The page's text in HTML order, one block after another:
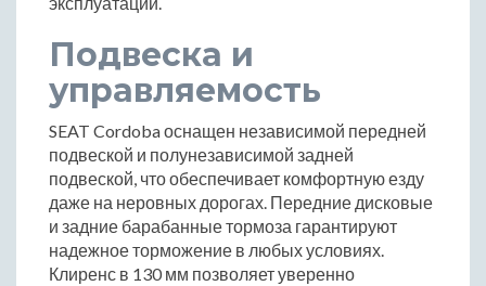
Подвеска и
управляемость
SEAT Cordoba оснащен независимой передней
подвеской и полунезависимой задней
подвеской, что обеспечивает комфортную езду
даже на неровных дорогах. Передние дисковые
и задние барабанные тормоза гарантируют
надежное торможение в любых условиях.
Клиренс в 130 мм позволяет уверенно